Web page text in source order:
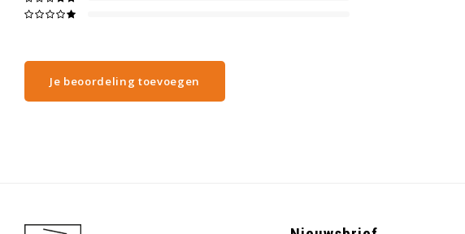
Je beoordeling toevoegen